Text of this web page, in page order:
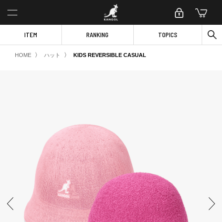
ITEM RANKING TOPICS
HOME 〉 ハット 〉 KIDS REVERSIBLE CASUAL